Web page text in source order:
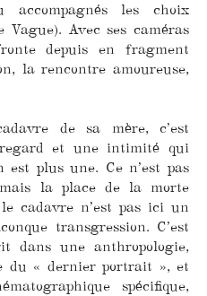
accompagnés les choix
Vague). Avec ses caméras
depuis en fragment
la rencontre amoureuse,
de sa mère, c’est
et une intimité qui
est plus une. Ce n’est pas
la place de la morte
cadavre n’est pas ici un
transgression. C’est
dans une anthropologie,
du « dernier portrait », et
spécifique,